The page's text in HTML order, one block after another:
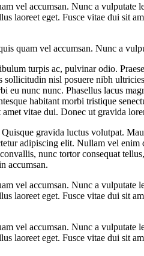
vel accumsan. Nunc a
laoreet eget. Fusce vitae dui sit
quam vel accumsan. Nunc a
turpis ac, pulvinar odio.
nisl posuere nibh
nunc nunc. Phasellus lacus
habitant morbi tristique
vitae dui. Donec ut gravida
gravida luctus volutpat.
adipiscing elit. Nullam vel
nunc tortor consequat
accumsan.
vel accumsan. Nunc a
laoreet eget. Fusce vitae dui sit
vel accumsan. Nunc a
laoreet eget. Fusce vitae dui sit